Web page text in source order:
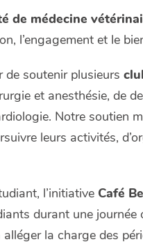
de médecine
l’engagement et le
de soutenir plusieurs
et anesthésie, de
Notre soutien
leurs activités,
l’initiative Café
durant une
la charge des